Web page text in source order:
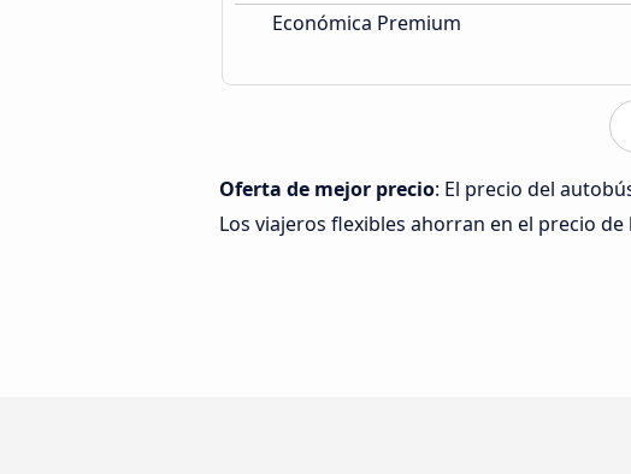
Económica Premium
Oferta de mejor precio: El precio del
Los viajeros flexibles ahorran en el precio de